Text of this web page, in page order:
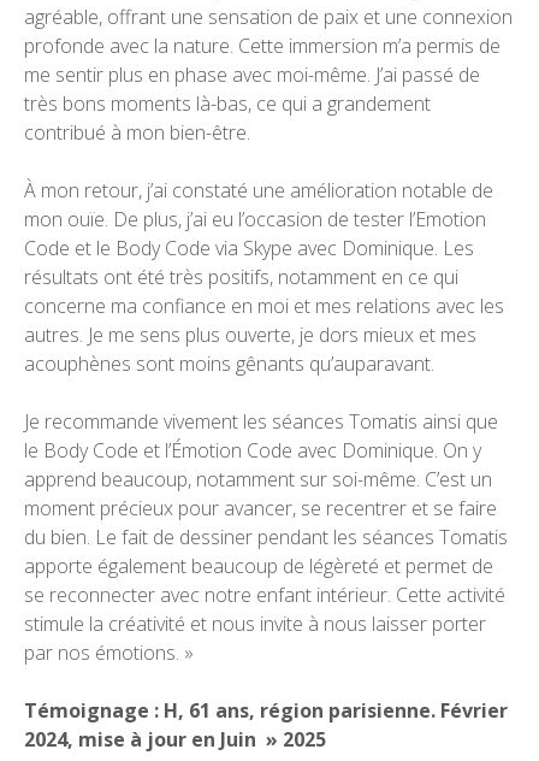
agréable, offrant une sensation de paix et une connexion
profonde avec la nature. Cette immersion m’a permis de
me sentir plus en phase avec moi-même. J’ai passé de
très bons moments là-bas, ce qui a grandement
contribué à mon bien-être.
À mon retour, j’ai constaté une amélioration notable de
mon ouïe. De plus, j’ai eu l’occasion de tester l’Emotion
Code et le Body Code via Skype avec Dominique. Les
résultats ont été très positifs, notamment en ce qui
concerne ma confiance en moi et mes relations avec les
autres. Je me sens plus ouverte, je dors mieux et mes
acouphènes sont moins gênants qu’auparavant.
Je recommande vivement les séances Tomatis ainsi que
le Body Code et l’Émotion Code avec Dominique. On y
apprend beaucoup, notamment sur soi-même. C’est un
moment précieux pour avancer, se recentrer et se faire
du bien. Le fait de dessiner pendant les séances Tomatis
apporte également beaucoup de légèreté et permet de
se reconnecter avec notre enfant intérieur. Cette activité
stimule la créativité et nous invite à nous laisser porter
par nos émotions. »
Témoignage : H, 61 ans, région parisienne. Février
2024, mise à jour en Juin » 2025